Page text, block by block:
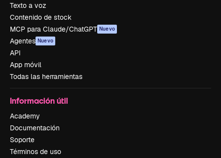
Texto a voz
Contenido de stock
MCP para Claude/ChatGPT Nuevo
Agentes Nuevo
API
App móvil
Todas las herramientas
Información útil
Academy
Documentación
Soporte
Términos de uso